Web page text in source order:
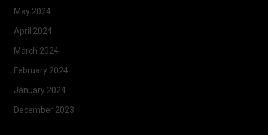
May 2024
April 2024
March 2024
February 2024
January 2024
December 2023